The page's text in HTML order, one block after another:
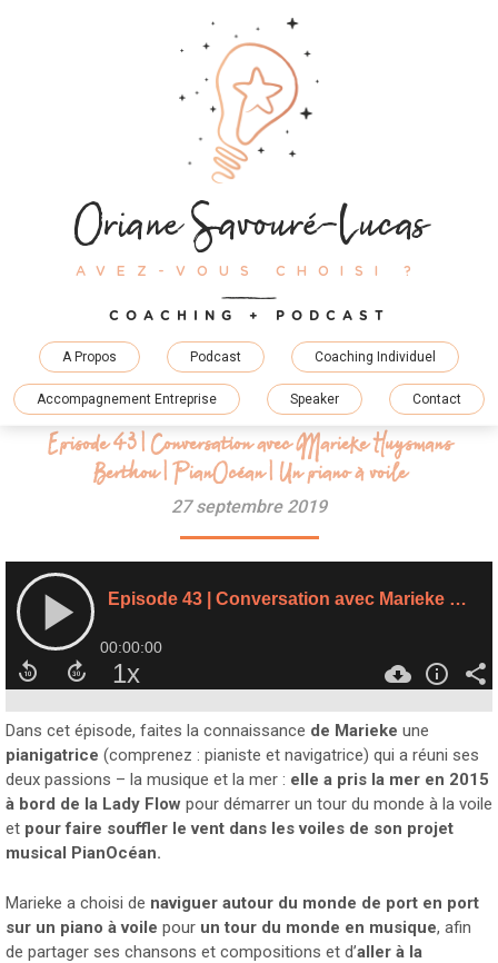
Oriane Savouré-Lucas
AVEZ-VOUS CHOISI ?
COACHING + PODCAST
A Propos Podcast Coaching Individuel
Accompagnement Entreprise Speaker Contact
Episode 43 | Conversation avec Marieke Huysmans
Berthou | PianOcéan | Un piano à voile
27 septembre 2019
Dans cet épisode, faites la connaissance de Marieke une
pianigatrice (comprenez : pianiste et navigatrice) qui a réuni ses
deux passions – la musique et la mer : elle a pris la mer en 2015
à bord de la Lady Flow pour démarrer un tour du monde à la voile
et pour faire souffler le vent dans les voiles de son projet
musical PianOcéan.
Marieke a choisi de naviguer autour du monde de port en port
sur un piano à voile pour un tour du monde en musique, afin
de partager ses chansons et compositions et d’aller à la